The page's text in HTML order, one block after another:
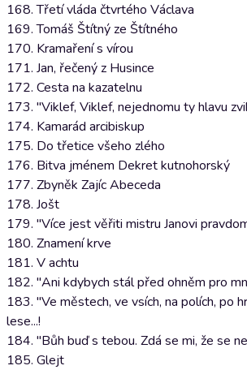
168. Třetí vláda čtvrtého Václava
169. Tomáš Štítný ze Štítného
170. Kramaření s vírou
171. Jan, řečený z Husince
172. Cesta na kazatelnu
173. "Viklef, Viklef, nejednomu ty hlavu
174. Kamarád arcibiskup
175. Do třetice všeho zlého
176. Bitva jménem Dekret kutnohorský
177. Zbyněk Zajíc Abeceda
178. Jošt
179. "Více jest věřiti mistru Janovi
180. Znamení krve
181. V achtu
182. "Ani kdybych stál před ohněm pro
183. "Ve městech, ve vsích, na polích, po
lese...!
184. "Bůh buď s tebou. Zdá se mi, že se
185. Glejt